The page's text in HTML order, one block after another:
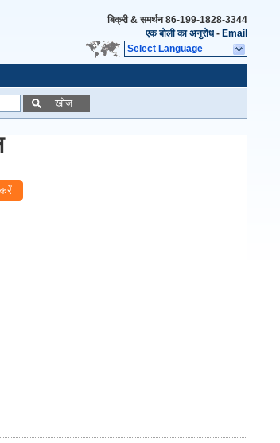
बिक्री & समर्थन86-199-1828-3344
एक बोली का अनुरोध - Email
Select Language
खोज